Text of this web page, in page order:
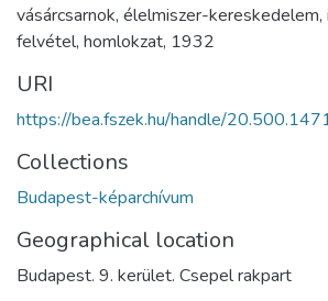
vásárcsarnok, élelmiszer-kereskedelem,
felvétel, homlokzat, 1932
URI
https://bea.fszek.hu/handle/
Collections
Budapest-képarchívum
Geographical location
Budapest. 9. kerület. Csepel rakpart